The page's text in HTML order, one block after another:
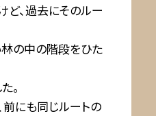
ど、過去にそのルー
の中の階段をひた
。
前にも同じルートの